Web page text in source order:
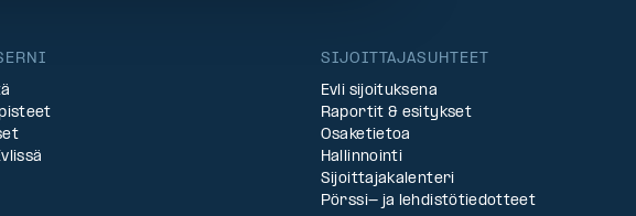
SIJOITTAJASUHTEET
Evli sijoituksena
Raportit & esitykset
Osaketietoa
Hallinnointi
Sijoittajakalenteri
Pörssi- ja lehdistötiedotteet